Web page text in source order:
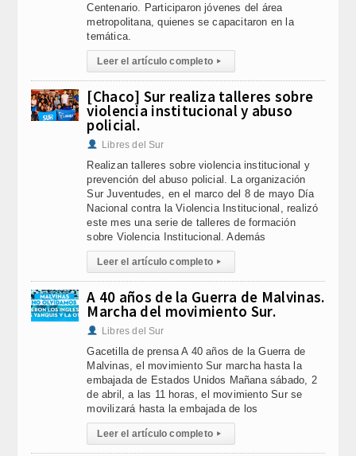
Centenario. Participaron jóvenes del área
metropolitana, quienes se capacitaron en la
temática.
Leer el artículo completo ▸
[Chaco] Sur realiza talleres sobre
violencia institucional y abuso
policial.
Libres del Sur
Realizan talleres sobre violencia institucional y
prevención del abuso policial. La organización
Sur Juventudes, en el marco del 8 de mayo Día
Nacional contra la Violencia Institucional, realizó
este mes una serie de talleres de formación
sobre Violencia Institucional. Además
Leer el artículo completo ▸
A 40 años de la Guerra de Malvinas.
Marcha del movimiento Sur.
Libres del Sur
Gacetilla de prensa A 40 años de la Guerra de
Malvinas, el movimiento Sur marcha hasta la
embajada de Estados Unidos Mañana sábado, 2
de abril, a las 11 horas, el movimiento Sur se
movilizará hasta la embajada de los
Leer el artículo completo ▸